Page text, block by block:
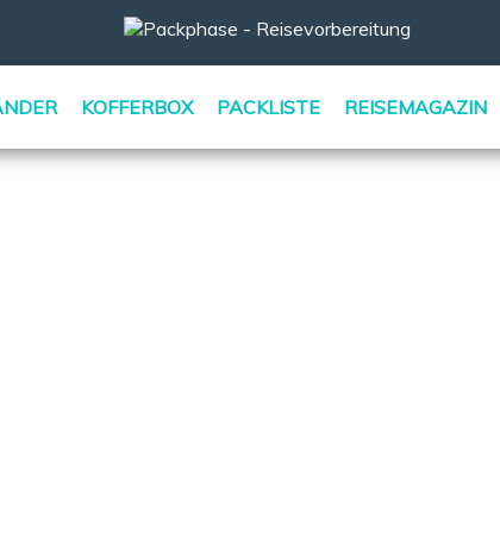
KOFFERBOX PACKLISTE REISEMAGAZIN